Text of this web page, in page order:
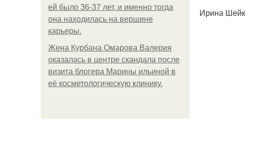
ей было 36-37 лет, и именно тогда
она находилась на вершине
карьеры.
Жена Курбана Омарова Валерия
оказалась в центре скандала после
визита блогера Марины ильиной в
её косметологическую клинику.
Ирина Шейк